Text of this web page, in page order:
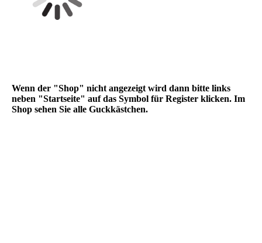
Wenn der "Shop" nicht angezeigt wird dann bitte links
neben "Startseite" auf das Symbol für Register klicken. Im
Shop sehen Sie alle Guckkästchen.